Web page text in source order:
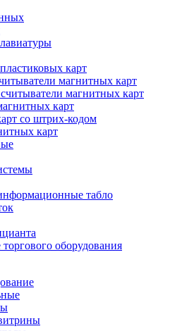
карт
магнитных карт
магнитных карт
карт
со штрих-кодом
карт
табло
оборудования